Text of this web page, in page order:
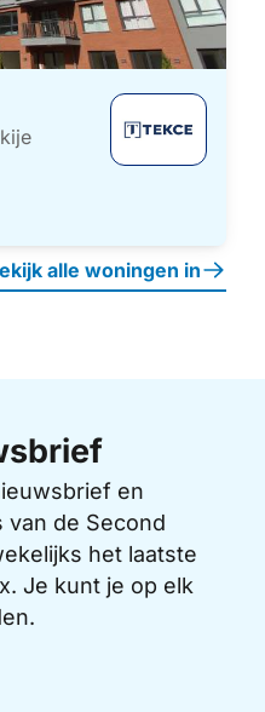
alle woningen in
en
van de Second
het laatste
Je kunt je op elk